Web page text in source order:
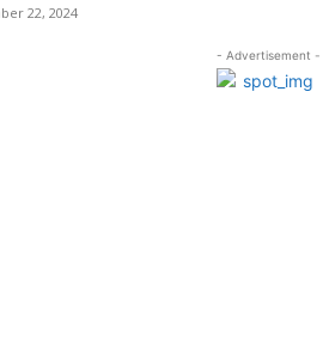
22, 2024
- Advertisement -